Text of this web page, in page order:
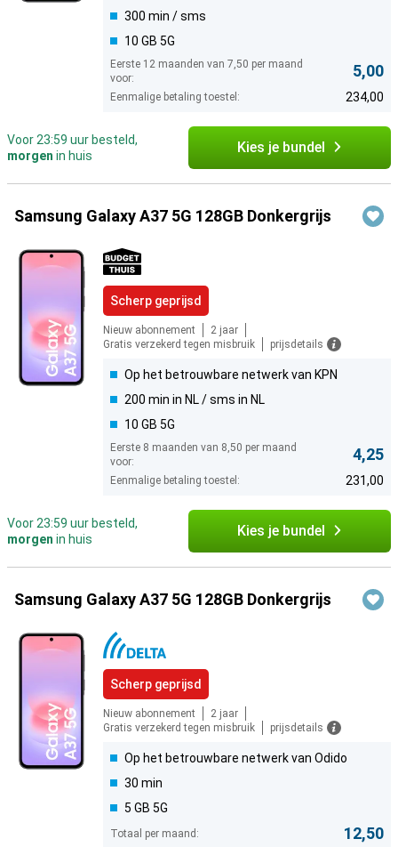
300 min / sms
10 GB 5G
Eerste 12 maanden van 7,50 per maand
voor:
5,00
Eenmalige betaling toestel: 234,00
Voor 23:59 uur besteld,
morgen in huis Kies je bundel
Samsung Galaxy A37 5G 128GB Donkergrijs
Scherp geprijsd
Nieuw abonnement
2 jaar
Gratis verzekerd tegen misbruik
prijsdetails
Op het betrouwbare netwerk van KPN
200 min in NL / sms in NL
10 GB 5G
Eerste 8 maanden van 8,50 per maand
voor:
4,25
Eenmalige betaling toestel: 231,00
Voor 23:59 uur besteld,
morgen in huis Kies je bundel
Samsung Galaxy A37 5G 128GB Donkergrijs
Scherp geprijsd
Nieuw abonnement
2 jaar
Gratis verzekerd tegen misbruik
prijsdetails
Op het betrouwbare netwerk van Odido
30 min
5 GB 5G
Totaal per maand: 12,50